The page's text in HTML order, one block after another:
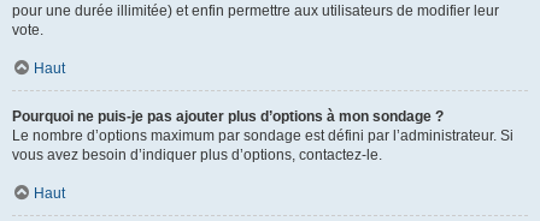
pour une durée illimitée) et enfin permettre aux utilisateurs de modifier leur
vote.
Haut
Pourquoi ne puis-je pas ajouter plus d’options à mon sondage ?
Le nombre d’options maximum par sondage est défini par l’administrateur. Si
vous avez besoin d’indiquer plus d’options, contactez-le.
Haut